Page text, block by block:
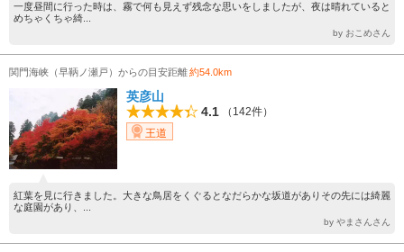
一度昼間に行った時は、霧で何も見えず残念な思いをしましたが、夜は晴れていると
めちゃくちゃ綺...
by おこめさん
関門海峡（早鞆ノ瀬戸）からの目安距離約54.0km
英彦山
4.1
（142件）
王道
紅葉を見に行きました。大きな鳥居をくぐるとなだらかな坂道がありその先には綺麗
な庭園があり、...
by やまさんさん